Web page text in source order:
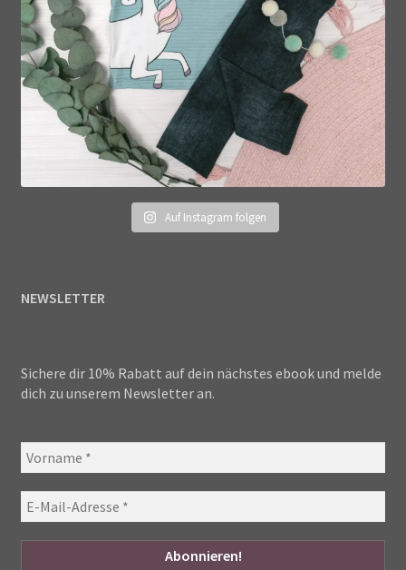
Auf Instagram folgen
NEWSLETTER
Sichere dir 10% Rabatt auf dein nächstes ebook und melde
dich zu unserem Newsletter an.